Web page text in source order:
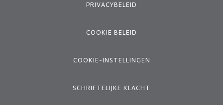
PRIVACYBELEID
COOKIE BELEID
COOKIE-INSTELLINGEN
SCHRIFTELIJKE KLACHT